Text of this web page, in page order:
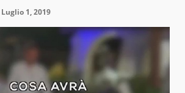
Luglio 1, 2019